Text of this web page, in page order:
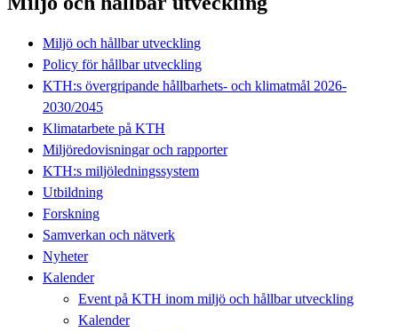
Miljö och hållbar utveckling
Policy för hållbar utveckling
KTH:s övergripande hållbarhets- och klimatmål 2026-
2030/2045
Klimatarbete på KTH
Miljöredovisningar och rapporter
KTH:s miljöledningssystem
Utbildning
Forskning
Samverkan och nätverk
Nyheter
Kalender
Event på KTH inom miljö och hållbar utveckling
Kalender